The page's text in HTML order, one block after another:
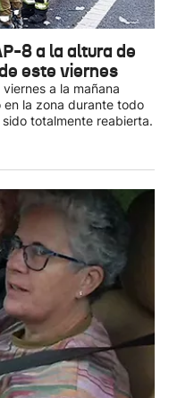
8 a la altura de
este viernes
a la mañana
la zona durante todo
totalmente reabierta.